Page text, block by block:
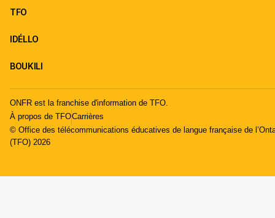
TFO
IDÉLLO
BOUKILI
ONFR est la franchise d'information de TFO.
À propos de TFOCarrières
© Office des télécommunications éducatives de langue française de
(TFO) 2026